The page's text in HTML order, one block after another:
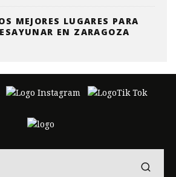
MEJORES LUGARES PARA
EN ZARAGOZA